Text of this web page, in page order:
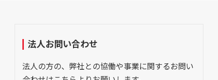
法人お問い合わせ
法人の方の、弊社との協働や事業に関するお問い